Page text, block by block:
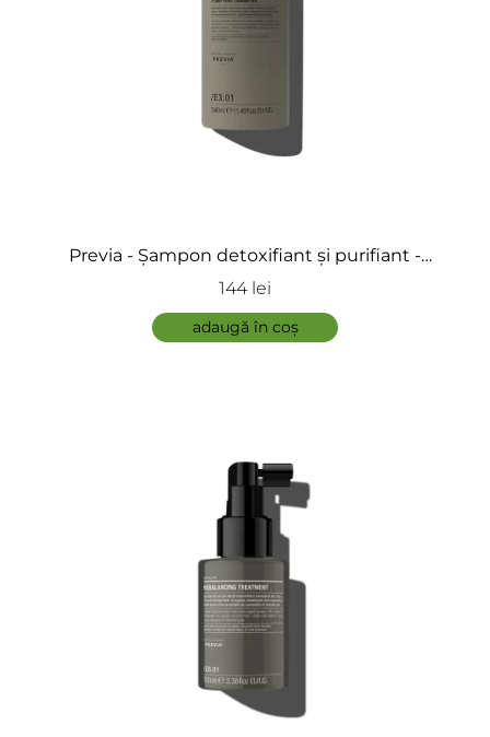
Previa - Șampon detoxifiant și purifiant -
Purifying Shampoo
144 lei
adaugă în coș